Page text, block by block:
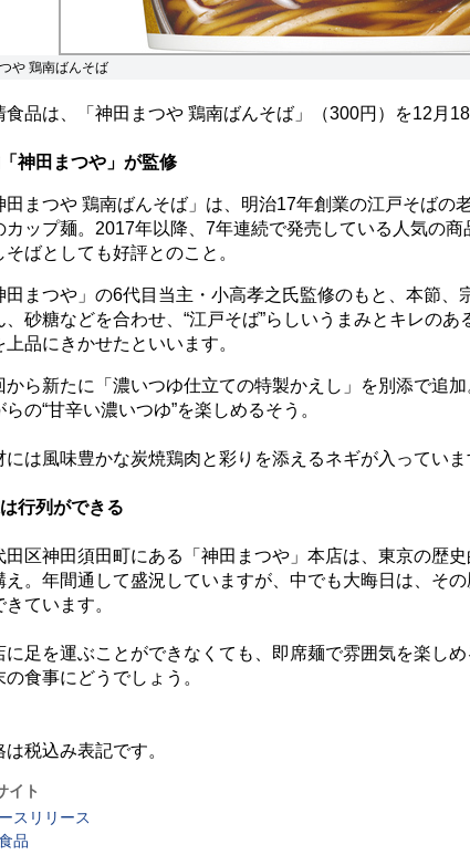
や 鶏南ばんそば
品は、「神田まつや 鶏南ばんそば」（300円）を12月18
神田まつや」が監修
まつや 鶏南ばんそば」は、明治17年創業の江戸そばの
カップ麺。2017年以降、7年連続で発売している人気の
そばとしても好評とのこと。
まつや」の6代目当主・小高孝之氏監修のもと、本節、
、砂糖などを合わせ、“江戸そば”らしいうまみとキレの
上品にきかせたといいます。
ら新たに「濃いつゆ仕立ての特製かえし」を別添で追
らの“甘辛い濃いつゆ”を楽しめるそう。
は風味豊かな炭焼鶏肉と彩りを添えるネギが入っていま
行列ができる
区神田須田町にある「神田まつや」本店は、東京の歴
え。年間通して盛況していますが、中でも大晦日は、そ
ています。
足を運ぶことができなくても、即席麺で雰囲気を楽し
の食事にどうでしょう。
税込み表記です。
イト
スリリース
品